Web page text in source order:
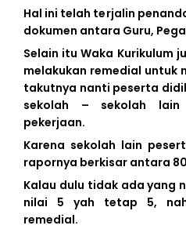
Hal ini telah terjalin
dokumen antara Guru,
Selain itu Waka Kurikulum
melakukan remedial untuk
takutnya nanti peserta
sekolah – sekolah
pekerjaan.
Karena sekolah lain
rapornya berkisar antara
Kalau dulu tidak ada yang
nilai 5 yah tetap 5,
remedial.